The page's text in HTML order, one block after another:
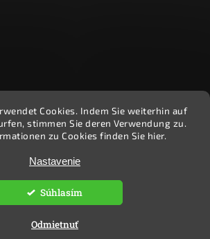
Cookies. Indem Sie weiterhin auf
stimmen Sie deren Verwendung zu.
zu Cookies finden Sie hier.
Nastavenie
Odmietnuť
Súhlasím
- Heuréka
Ekočlovek. Všetky práva vyhradené.
Upraviť nastavenie cookies
Shoptet| DesignShoptak.cz.